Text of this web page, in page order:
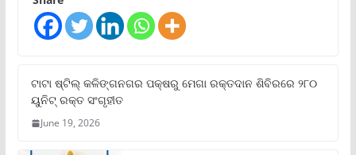
ଟାଟା ଷ୍ଟିଲ୍‌ କଳିଙ୍ଗନଗର ପକ୍ଷରୁ ମେଗା ରକ୍ତଦାନ ଶିବିରରେ ୨୮୦
ୟୁନିଟ୍‌ ରକ୍ତ ସଂଗୃହୀତ
June 19, 2026